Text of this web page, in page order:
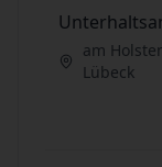
am
Lübeck